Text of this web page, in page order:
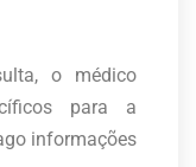
o médico
para a
informações